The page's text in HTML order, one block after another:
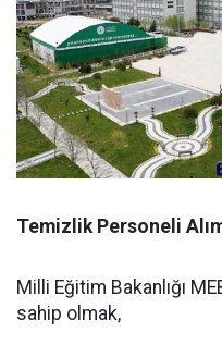
Temizlik Personeli
Milli Eğitim Bakanlığı
sahip olmak,